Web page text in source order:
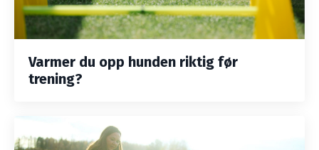
Varmer du opp hunden riktig før
trening?